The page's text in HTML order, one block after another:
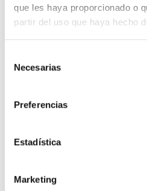
que les haya proporcionado o
partir del uso que haya hecho
Necesarias
Preferencias
Estadística
Marketing
LEGRAND 25602 idrobox-tapa ip55
16 productos en la misma